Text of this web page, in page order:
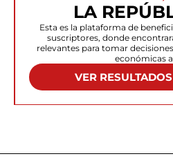
LA
Esta es la plataforma de
suscriptores, donde
relevantes para tomar
económicas
VER